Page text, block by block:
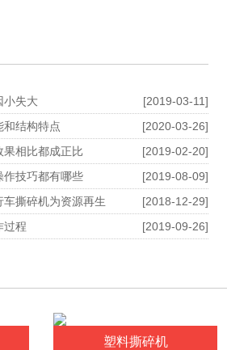
小失大
[2019-03-11]
和结构特点
[2020-03-26]
果相比都成正比
[2019-02-20]
作技巧都有哪些
[2019-08-09]
撕碎机为资源再生
[2018-12-29]
过程
[2019-09-26]
塑料撕碎机